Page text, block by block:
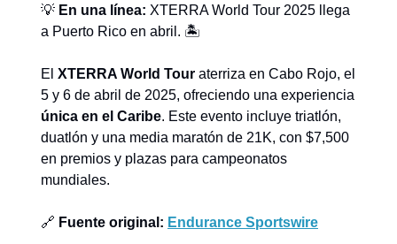
💡 En una línea: XTERRA World Tour 2025 llega
a Puerto Rico en abril. 🏝️
El XTERRA World Tour aterriza en Cabo Rojo, el
5 y 6 de abril de 2025, ofreciendo una experiencia
única en el Caribe. Este evento incluye triatlón,
duatlón y una media maratón de 21K, con $7,500
en premios y plazas para campeonatos
mundiales.
🔗 Fuente original: Endurance Sportswire